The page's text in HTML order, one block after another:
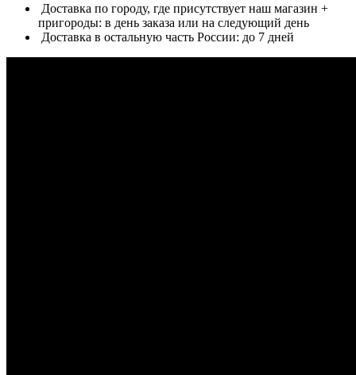
Доставка по городу, где присутствует наш магазин +
пригороды: в день заказа или на следующий день
Доставка в остальную часть России: до 7 дней